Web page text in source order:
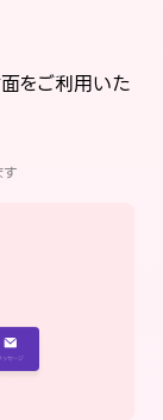
面をご利用いた